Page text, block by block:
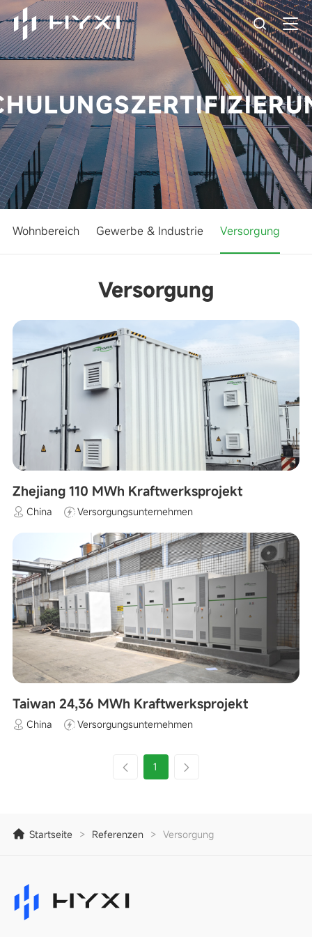
Wohnbereich Gewerbe & Industrie Versorgung
Versorgung
Zhejiang 110 MWh Kraftwerksprojekt
China Versorgungsunternehmen
Taiwan 24,36 MWh Kraftwerksprojekt
China Versorgungsunternehmen
1
Startseite > Referenzen > Versorgung